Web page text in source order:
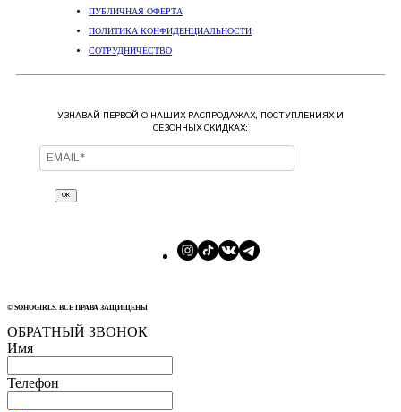
ПУБЛИЧНАЯ ОФЕРТА
ПОЛИТИКА КОНФИДЕНЦИАЛЬНОСТИ
СОТРУДНИЧЕСТВО
УЗНАВАЙ ПЕРВОЙ О НАШИХ РАСПРОДАЖАХ, ПОСТУПЛЕНИЯХ И
СЕЗОННЫХ СКИДКАХ:
ОК
© SOHOGIRLS. ВСЕ ПРАВА ЗАЩИЩЕНЫ
ОБРАТНЫЙ ЗВОНОК
Имя
Телефон